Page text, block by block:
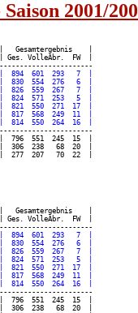
2001/
|
Ges. VolleAbr.  FW  |
894  601  293   7  |
830  554  276   6  |
559  267   7  |
571  253   5  |
821  550  271  17  |
568  249  11  |
551  245  15  |
238   68  20  |
|
Ges. VolleAbr.  FW  |
894  601  293   7  |
830  554  276   6  |
559  267   7  |
571  253   5  |
821  550  271  17  |
568  249  11  |
551  245  15  |
238   68  20  |